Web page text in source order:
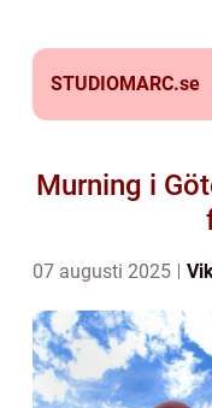
STUDIOMARC.se
Murning i
07 augusti 2025